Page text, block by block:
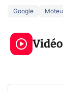
Google
5
jeux